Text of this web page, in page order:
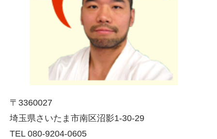
〒3360027
埼玉県さいたま市南区沼影1-30-29
TEL 080-9204-0605